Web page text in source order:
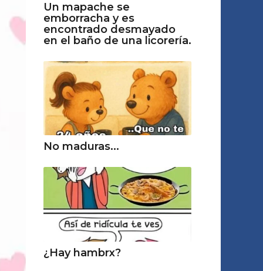
Un mapache se
emborracha y es
encontrado desmayado
en el baño de una licorería.
No maduras...
¿Hay hambrx?